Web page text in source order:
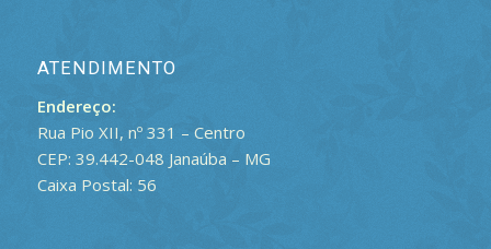
ATENDIMENTO
Endereço:
Rua Pio XII, nº 331 – Centro
CEP: 39.442-048 Janaúba – MG
Caixa Postal: 56